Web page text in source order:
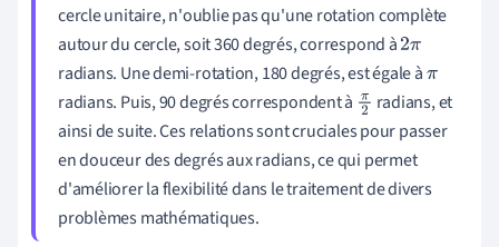
cercle unitaire, n'oublie pas qu'une rotation complète
autour du cercle, soit 360 degrés, correspond à2π
radians. Une demi-rotation, 180 degrés, est égale àπ
radians. Puis, 90 degrés correspondent à π
2
radians, et
ainsi de suite. Ces relations sont cruciales pour passer
en douceur des degrés aux radians, ce qui permet
d'améliorer la flexibilité dans le traitement de divers
problèmes mathématiques.